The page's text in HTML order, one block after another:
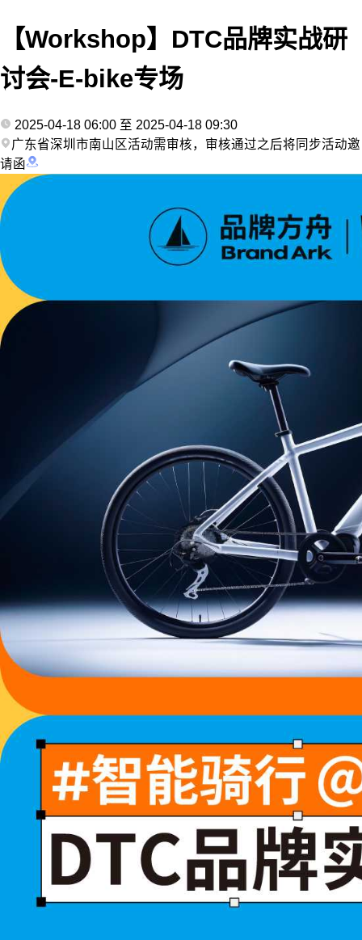
【Workshop】DTC品牌实战研
讨会-E-bike专场
2025-04-18 06:00 至 2025-04-18 09:30
广东省深圳市南山区活动需审核，审核通过之后将同步活动邀
请函